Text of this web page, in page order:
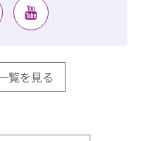
覧を見る